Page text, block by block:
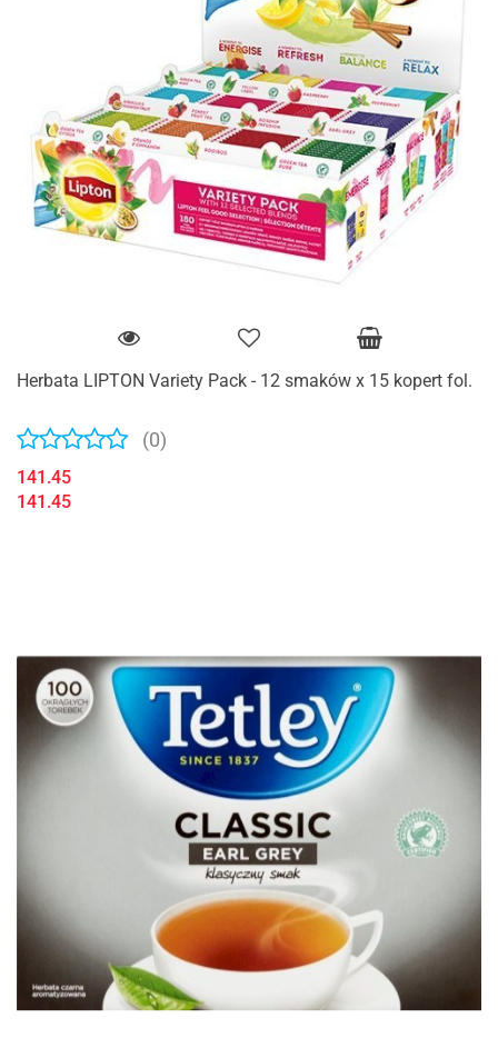
Herbata LIPTON Variety Pack - 12 smaków x 15 kopert fol.
(0)
141.45
141.45